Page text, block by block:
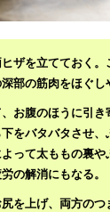
ザを立てておく
部の筋肉をほぐし
お腹のほうに引
をバタバタさせ
って太ももの裏や
の解消にもなる。
を上げ、両方のつ